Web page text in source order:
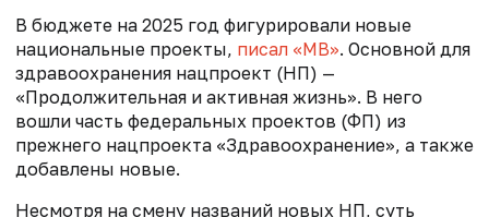
В бюджете на 2025 год фигурировали новые
национальные проекты, писал «МВ». Основной для
здравоохранения нацпроект (НП) —
«Продолжительная и активная жизнь». В него
вошли часть федеральных проектов (ФП) из
прежнего нацпроекта «Здравоохранение», а также
добавлены новые.
Несмотря на смену названий новых НП, суть